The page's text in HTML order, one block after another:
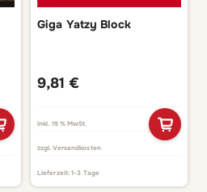
Giga Yatzy Block
9,81 €
inkl. 19 % MwSt.
zzgl. Versandkosten
Lieferzeit:1-3 Tage